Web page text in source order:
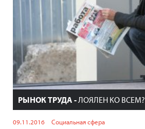
РЫНОК ТРУДА -ЛОЯЛЕН КО ВСЕМ?
09.11.2016 Социальная сфера